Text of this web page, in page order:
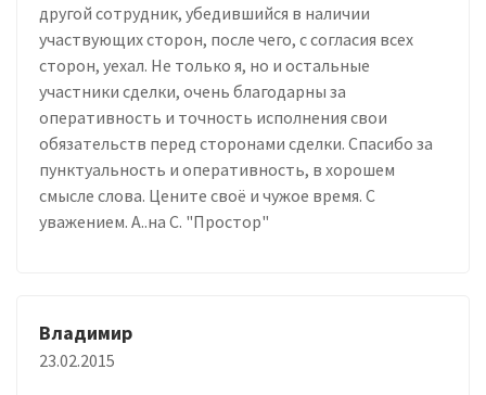
другой сотрудник, убедившийся в наличии
участвующих сторон, после чего, с согласия всех
сторон, уехал. Не только я, но и остальные
участники сделки, очень благодарны за
оперативность и точность исполнения свои
обязательств перед сторонами сделки. Спасибо за
пунктуальность и оперативность, в хорошем
смысле слова. Цените своё и чужое время. С
уважением. А..на С. "Простор"
Владимир
23.02.2015